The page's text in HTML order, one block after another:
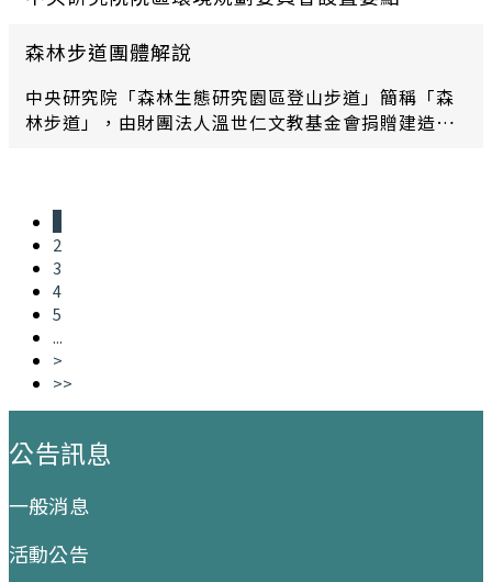
森林步道團體解說
中央研究院「森林生態研究園區登山步道」簡稱「森
林步道」，由財團法人溫世仁文教基金會捐贈建造。
生態復育工作之覺醒。位於此區域之早期人工竹林，
經過生態志工們的努力耕耘，已漸漸回復自然的森林
風貌。
2
3
4
5
...
>
>>
公告訊息
一般消息
活動公告